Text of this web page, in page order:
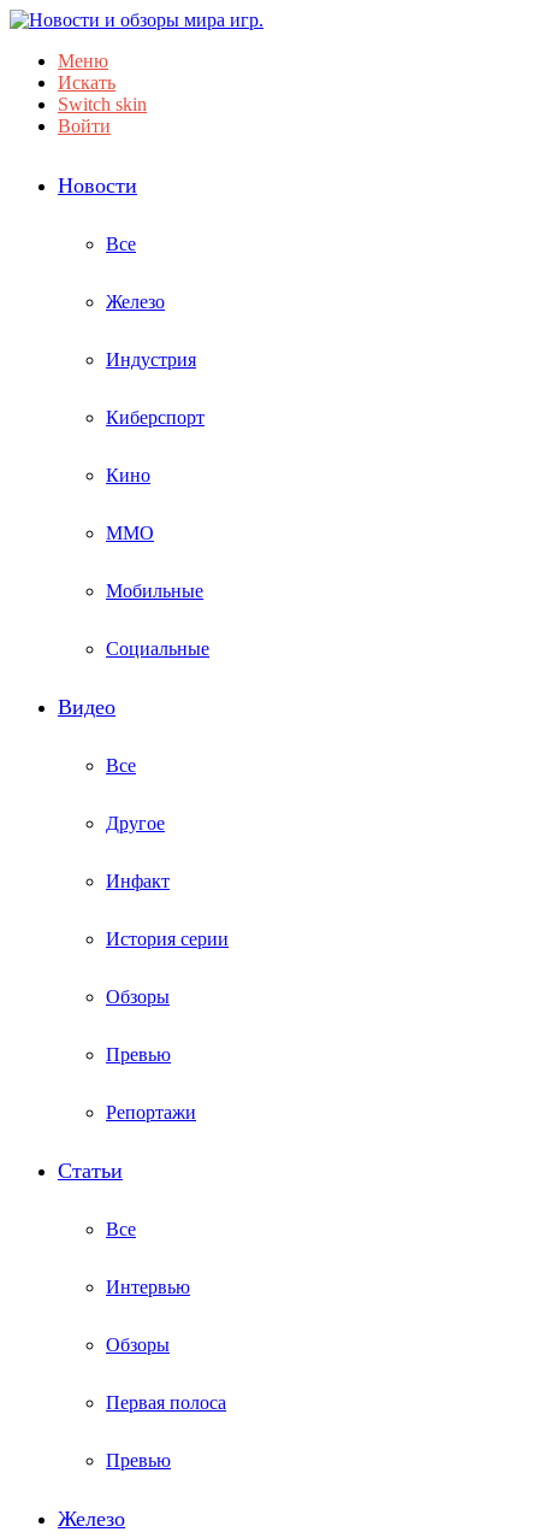
Меню
Искать
Switch skin
Войти
Новости
Все
Железо
Индустрия
Киберспорт
Кино
ММО
Мобильные
Социальные
Видео
Все
Другое
Инфакт
История серии
Обзоры
Превью
Репортажи
Статьи
Все
Интервью
Обзоры
Первая полоса
Превью
Железо